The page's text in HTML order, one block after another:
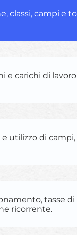
classi, campi e
e carichi di
utilizzo di campi,
tasse
ricorrente.